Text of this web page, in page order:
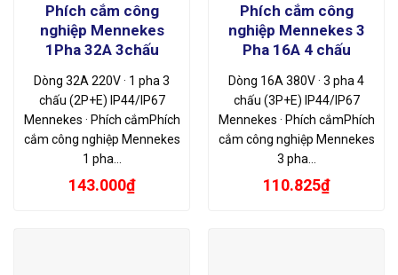
Phích cắm công
nghiệp Mennekes
1Pha 32A 3chấu
Dòng 32A 220V · 1 pha 3
chấu (2P+E) IP44/IP67
Mennekes · Phích cắmPhích
cắm công nghiệp Mennekes
1 pha…
143.000₫
Phích cắm công
nghiệp Mennekes 3
Pha 16A 4 chấu
Dòng 16A 380V · 3 pha 4
chấu (3P+E) IP44/IP67
Mennekes · Phích cắmPhích
cắm công nghiệp Mennekes
3 pha…
110.825₫